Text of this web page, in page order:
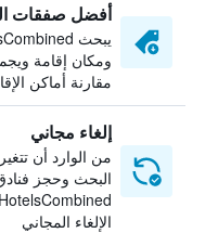
أفضل صفقات
ومكان إقامة
مقارنة أماكن
إلغاء مجاني
من الوارد أن
البحث وحجز
الإلغاء المجاني